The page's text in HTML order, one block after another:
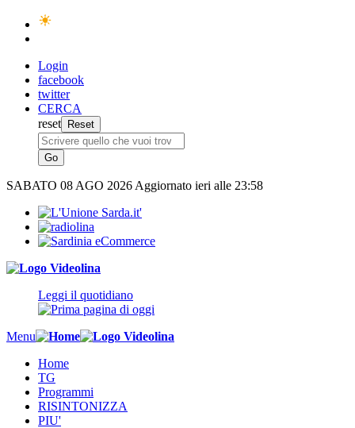
Login
facebook
twitter
CERCA
reset
SABATO 08 AGO 2026 Aggiornato ieri alle 23:58
Leggi il quotidiano
Menu
Home
TG
Programmi
RISINTONIZZA
PIU'